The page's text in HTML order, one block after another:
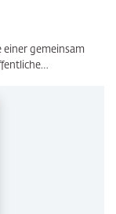
einer gemeinsam